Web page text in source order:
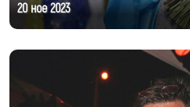
20 ное 2023